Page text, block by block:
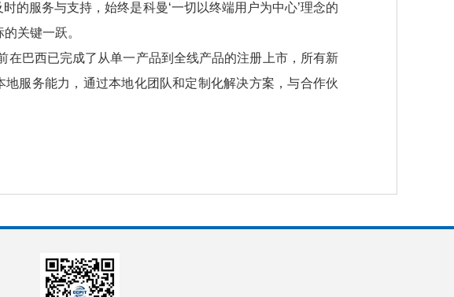
的服务与支持，始终是科曼‘一切以终端用户为中心’理念的
关键一跃。
巴西已完成了从单一产品到全线产品的注册上市，所有新
服务能力，通过本地化团队和定制化解决方案，与合作伙